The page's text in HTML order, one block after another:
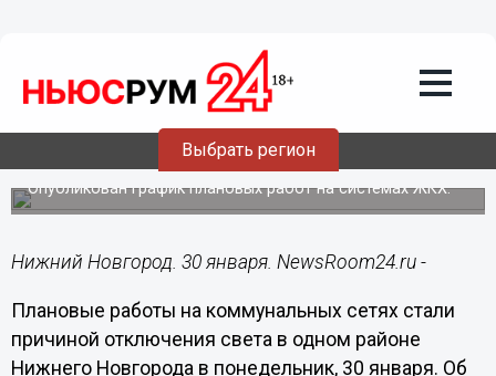
Выбрать регион
30.01.202309:04
Свет отключили частично на трех
улицах Автозавода 30 января
Опубликован график плановых работ на системах ЖКХ.
Нижний Новгород. 30 января. NewsRoom24.ru -
Плановые работы на коммунальных сетях стали
причиной отключения света в одном районе
Нижнего Новгорода в понедельник, 30 января. Об